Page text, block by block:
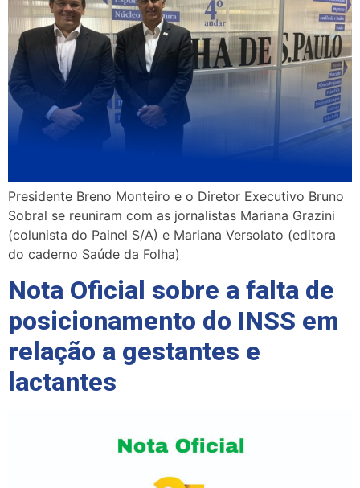
Presidente Breno Monteiro e o Diretor Executivo Bruno
Sobral se reuniram com as jornalistas Mariana Grazini
(colunista do Painel S/A) e Mariana Versolato (editora
do caderno Saúde da Folha)
Nota Oficial sobre a falta de
posicionamento do INSS em
relação a gestantes e
lactantes